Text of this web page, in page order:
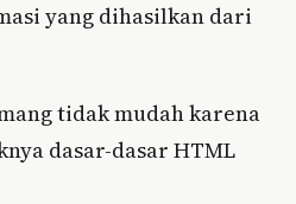
yang dihasilkan dari
tidak mudah karena
dasar-dasar HTML